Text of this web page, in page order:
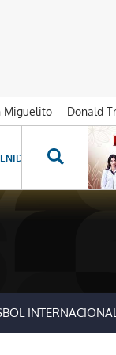
Miguelito Donald
ESPECIALES